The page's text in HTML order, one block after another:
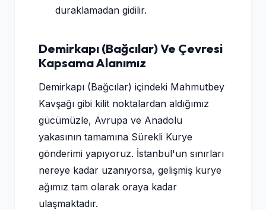
duraklamadan gidilir.
Demirkapı (Bağcılar) Ve Çevresi
Kapsama Alanımız
Demirkapı (Bağcılar) içindeki Mahmutbey
Kavşağı gibi kilit noktalardan aldığımız
gücümüzle, Avrupa ve Anadolu
yakasının tamamına Sürekli Kurye
gönderimi yapıyoruz. İstanbul'un sınırları
nereye kadar uzanıyorsa, gelişmiş kurye
ağımız tam olarak oraya kadar
ulaşmaktadır.